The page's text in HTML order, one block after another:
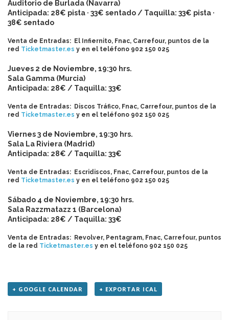
Auditorio de Burlada (Navarra)
Anticipada: 28€ pista · 33€ sentado / Taquilla: 33€ pista ·
38€ sentado
Venta de Entradas: El Infiernito, Fnac, Carrefour, puntos de la
red Ticketmaster.es y en el teléfono 902 150 025
Jueves 2 de Noviembre, 19:30 hrs.
Sala Gamma (Murcia)
Anticipada: 28€ / Taquilla: 33€
Venta de Entradas: Discos Tráfico, Fnac, Carrefour, puntos de la
red Ticketmaster.es y en el teléfono 902 150 025
Viernes 3 de Noviembre, 19:30 hrs.
Sala La Riviera (Madrid)
Anticipada: 28€ / Taquilla: 33€
Venta de Entradas: Escridiscos, Fnac, Carrefour, puntos de la
red Ticketmaster.es y en el teléfono 902 150 025
Sábado 4 de Noviembre, 19:30 hrs.
Sala Razzmatazz 1 (Barcelona)
Anticipada: 28€ / Taquilla: 33€
Venta de Entradas: Revolver, Pentagram, Fnac, Carrefour, puntos
de la red Ticketmaster.es y en el teléfono 902 150 025
+ GOOGLE CALENDAR + EXPORTAR ICAL